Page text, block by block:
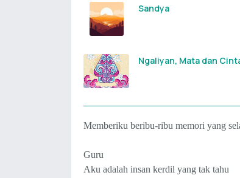
Sandya
Ngaliyan, Mata dan
Memberiku beribu-ribu memori yang
Guru
Aku adalah insan kerdil yang tak tahu